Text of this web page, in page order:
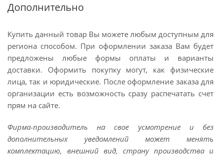
Дополнительно
Купить данный товар Вы можете любым доступным для
региона способом. При оформлении заказа Вам будет
предложены любые формы оплаты и варианты
доставки. Оформить покупку могут, как физические
лица, так и юридические. После оформление заказа для
организации есть возможность сразу распечатать счет
прям на сайте.
Фирма-производитель на свое усмотрение и без
дополнительных уведомлений может менять
комплектацию, внешний вид, страну производства и